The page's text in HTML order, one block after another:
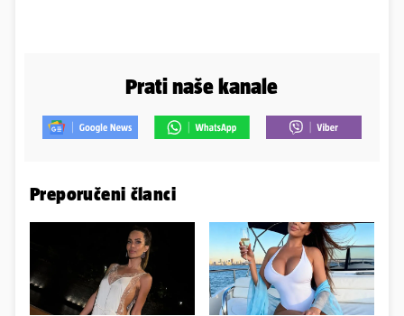
Prati naše kanale
Preporučeni članci